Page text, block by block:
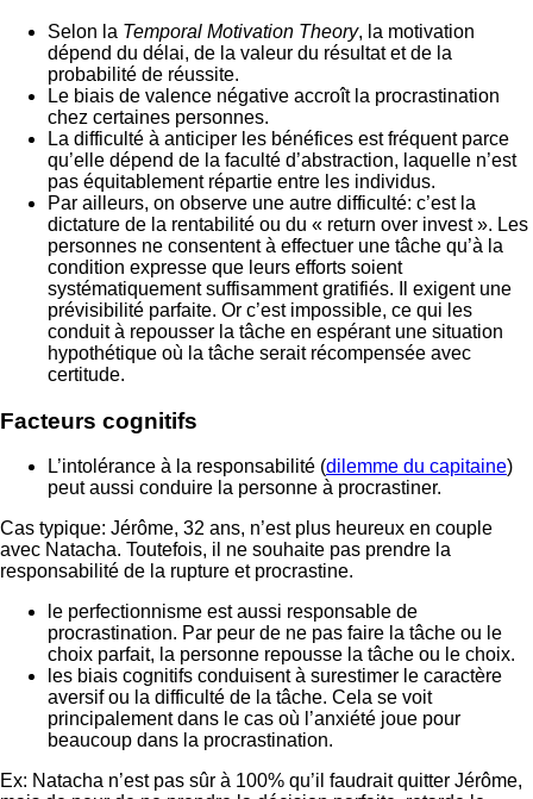
Selon la Temporal Motivation Theory, la motivation
dépend du délai, de la valeur du résultat et de la
probabilité de réussite.
Le biais de valence négative accroît la procrastination
chez certaines personnes.
La difficulté à anticiper les bénéfices est fréquent parce
qu’elle dépend de la faculté d’abstraction, laquelle n’est
pas équitablement répartie entre les individus.
Par ailleurs, on observe une autre difficulté: c’est la
dictature de la rentabilité ou du « return over invest ». Les
personnes ne consentent à effectuer une tâche qu’à la
condition expresse que leurs efforts soient
systématiquement suffisamment gratifiés. Il exigent une
prévisibilité parfaite. Or c’est impossible, ce qui les
conduit à repousser la tâche en espérant une situation
hypothétique où la tâche serait récompensée avec
certitude.
Facteurs cognitifs
L’intolérance à la responsabilité (dilemme du capitaine)
peut aussi conduire la personne à procrastiner.
Cas typique: Jérôme, 32 ans, n’est plus heureux en couple
avec Natacha. Toutefois, il ne souhaite pas prendre la
responsabilité de la rupture et procrastine.
le perfectionnisme est aussi responsable de
procrastination. Par peur de ne pas faire la tâche ou le
choix parfait, la personne repousse la tâche ou le choix.
les biais cognitifs conduisent à surestimer le caractère
aversif ou la difficulté de la tâche. Cela se voit
principalement dans le cas où l’anxiété joue pour
beaucoup dans la procrastination.
Ex: Natacha n’est pas sûr à 100% qu’il faudrait quitter Jérôme,